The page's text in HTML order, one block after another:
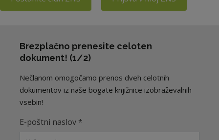
Brezplačno prenesite celoten
dokument! (1/2)
Nečlanom omogočamo prenos dveh celotnih
dokumentov iz naše bogate knjižnice izobraževalnih
vsebin!
E-poštni naslov *